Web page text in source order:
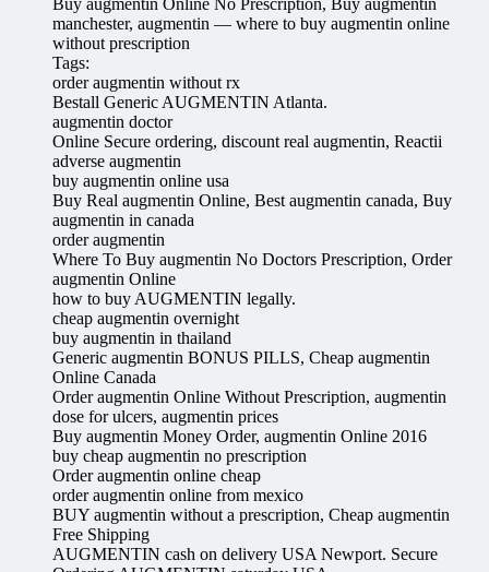
manchester, augmentin — where to buy augmentin online
without prescription
Tags:
order augmentin without rx
Bestall Generic AUGMENTIN Atlanta.
augmentin doctor
Online Secure ordering, discount real augmentin, Reactii
adverse augmentin
buy augmentin online usa
Buy Real augmentin Online, Best augmentin canada, Buy
augmentin in canada
order augmentin
Where To Buy augmentin No Doctors Prescription, Order
augmentin Online
how to buy AUGMENTIN legally.
cheap augmentin overnight
buy augmentin in thailand
Generic augmentin BONUS PILLS, Cheap augmentin
Online Canada
Order augmentin Online Without Prescription, augmentin
dose for ulcers, augmentin prices
Buy augmentin Money Order, augmentin Online 2016
buy cheap augmentin no prescription
Order augmentin online cheap
order augmentin online from mexico
BUY augmentin without a prescription, Cheap augmentin
Free Shipping
AUGMENTIN cash on delivery USA Newport. Secure